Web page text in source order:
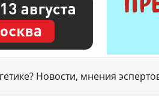
Новости, мнения